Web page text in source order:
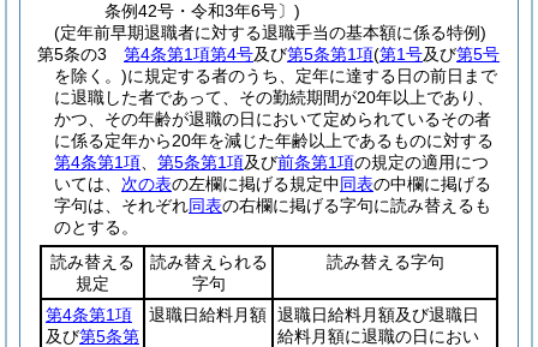
条例42号・令和3年6号〕)
(定年前早期退職者に対する退職手当の基本額に係る特例)
第5条の3
第4条第1項第4号及び第5条第1項(第1号及び第5号
を除く。)に規定する者のうち、定年に達する日の前日まで
に退職した者であって、その勤続期間が20年以上であり、
かつ、その年齢が退職の日において定められているその者
に係る定年から20年を減じた年齢以上であるものに対する
第4条第1項
第5条第1項及び前条第1項の規定の適用につ
いては、 次の表の左欄に掲げる規定中同表の中欄に掲げる
字句は、それぞれ同表の右欄に掲げる字句に読み替えるも
のとする。
読み替える
規定
読み替えられる
字句
読み替える字句
第4条第1項
及び第5条第
退職日給料月額 退職日給料月額及び退職日
給料月額に退職の日におい